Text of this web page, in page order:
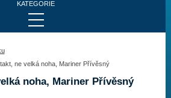
KATEGORIE
ne velká noha, Mariner Přívěsný
noha, Mariner Přívěsný